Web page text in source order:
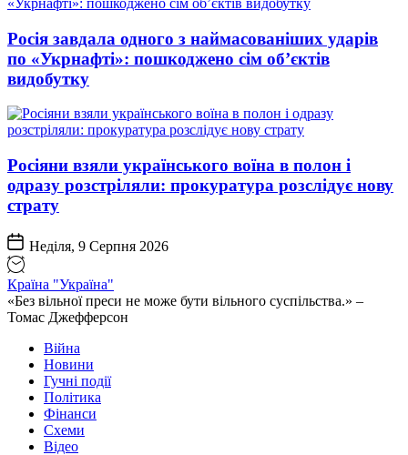
Росія завдала одного з наймасованіших ударів
по «Укрнафті»: пошкоджено сім об’єктів
видобутку
Росіяни взяли українського воїна в полон і
одразу розстріляли: прокуратура розслідує нову
страту
Неділя, 9 Серпня 2026
Країна "Україна"
«Без вільної преси не може бути вільного суспільства.» –
Томас Джефферсон
Війна
Новини
Гучні події
Політика
Фінанси
Схеми
Відео